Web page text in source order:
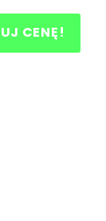
CENĘ!